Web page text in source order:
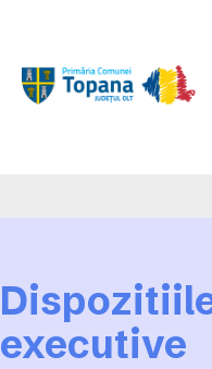
executive